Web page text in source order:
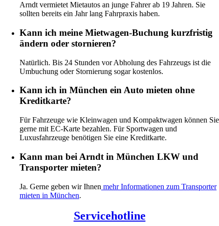
Arndt vermietet Mietautos an junge Fahrer ab 19 Jahren. Sie
sollten bereits ein Jahr lang Fahrpraxis haben.
Kann ich meine Mietwagen-Buchung kurzfristig
ändern oder stornieren?
Natürlich. Bis 24 Stunden vor Abholung des Fahrzeugs ist die
Umbuchung oder Stornierung sogar kostenlos.
Kann ich in München ein Auto mieten ohne
Kreditkarte?
Für Fahrzeuge wie Kleinwagen und Kompaktwagen können Sie
gerne mit EC-Karte bezahlen. Für Sportwagen und
Luxusfahrzeuge benötigen Sie eine Kreditkarte.
Kann man bei Arndt in München LKW und
Transporter mieten?
Ja. Gerne geben wir Ihnen mehr Informationen zum Transporter
mieten in München.
Servicehotline